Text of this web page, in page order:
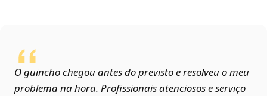
O guincho chegou antes do previsto e resolveu o meu
problema na hora. Profissionais atenciosos e serviço